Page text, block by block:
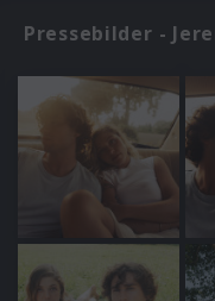
Pressebilder -